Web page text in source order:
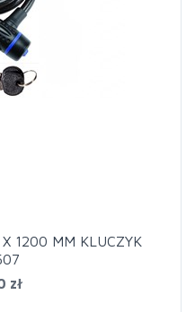
1200 MM KLUCZYK
zł